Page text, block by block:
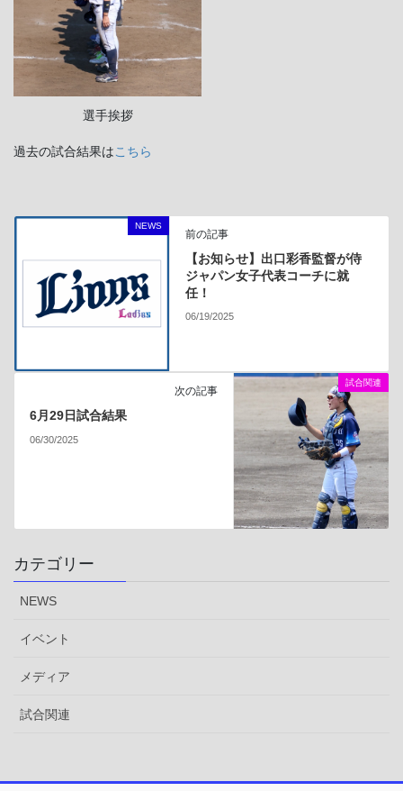
選手挨拶
過去の試合結果はこちら
NEWS
前の記事
【お知らせ】出口彩香監督が侍
ジャパン女子代表コーチに就
任！
06/19/2025
試合関連
次の記事
6月29日試合結果
06/30/2025
カテゴリー
NEWS
イベント
メディア
試合関連